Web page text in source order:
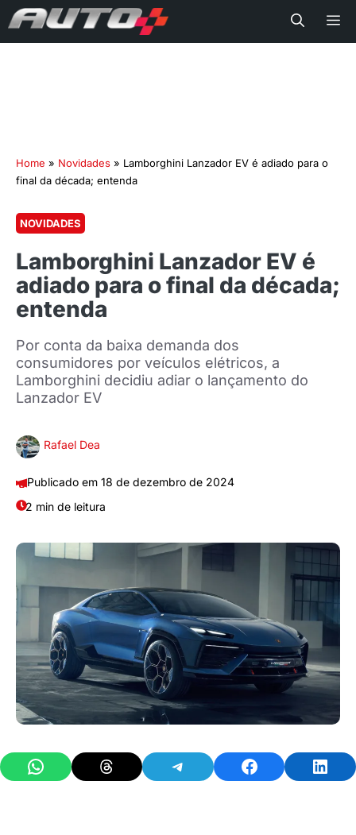
Home » Novidades » Lamborghini Lanzador EV é adiado para o
final da década; entenda
NOVIDADES
Lamborghini Lanzador EV é
adiado para o final da década;
entenda
Por conta da baixa demanda dos
consumidores por veículos elétricos, a
Lamborghini decidiu adiar o lançamento do
Lanzador EV
Rafael Dea
18 de dezembro de 2024
2 min de leitura
Share on WhatsAppShare on ThreadsShare on TelegramShare on Facebook